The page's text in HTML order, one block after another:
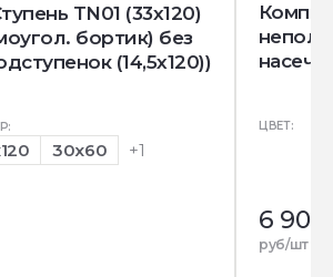
TN01 (33x120)
бортик) без
(14,5x120))
30x60 +1
непол.
ЦВЕТ:
6 900
руб/шт